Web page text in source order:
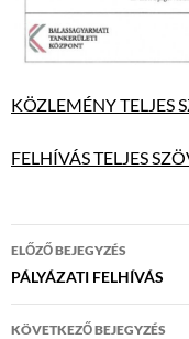
KÖZLEMÉNY TELJES
FELHÍVÁS TELJES
Bejegyzés
navigáció
ELŐZŐ BEJEGYZÉS
PÁLYÁZATI FELHÍVÁS
KÖVETKEZŐ BEJEGYZÉS